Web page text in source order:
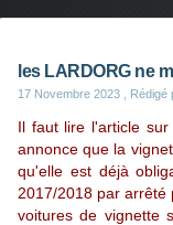
les LARDORG ne
17 Novembre 2023 ,
Il faut lire l'article sur
annonce que la
qu'elle est déjà
2017/2018 par arrêté
voitures de vignette